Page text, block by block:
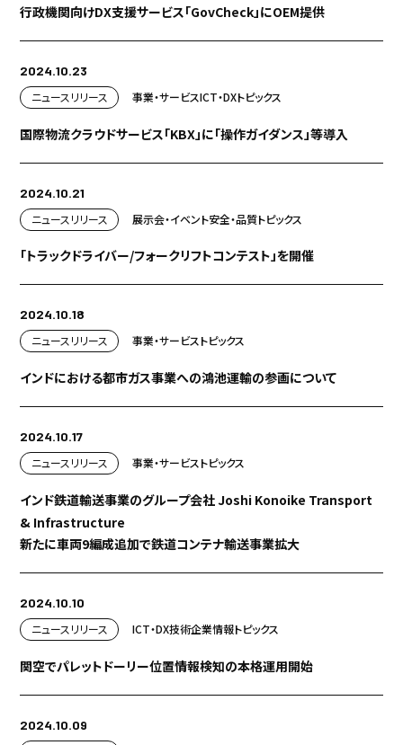
行政機関向けDX支援サービス「GovCheck」にOEM提供
2024.10.23
ニュースリリース
事業・サービスICT・DXトピックス
国際物流クラウドサービス「KBX」に「操作ガイダンス」等導入
2024.10.21
ニュースリリース
展示会・イベント安全・品質トピックス
「トラックドライバー/フォークリフトコンテスト」を開催
2024.10.18
ニュースリリース
事業・サービス トピックス
インドにおける都市ガス事業への鴻池運輸の参画について
2024.10.17
ニュースリリース
事業・サービス トピックス
インド鉄道輸送事業のグループ会社 Joshi Konoike Transport
& Infrastructure
新たに車両9編成追加で鉄道コンテナ輸送事業拡大
2024.10.10
ニュースリリース
ICT・DX技術企業情報トピックス
関空でパレットドーリー位置情報検知の本格運用開始
2024.10.09